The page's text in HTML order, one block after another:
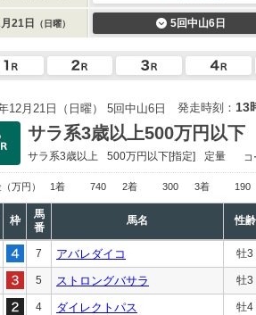
21日 （日曜） 5回中山6日
12月21日（日曜） 5回中山6日 発走時刻： 13
サラ系3歳以上500万円以下
サラ系3歳以上 500万円以下[指定] 定量
（万円） 1着 740 2着 300 3着 190
枠
馬
番
馬名 性齢
7 アバレダイコ 牡3
5 ストロングバサラ 牡3
4 ダイレクトパス 牡4